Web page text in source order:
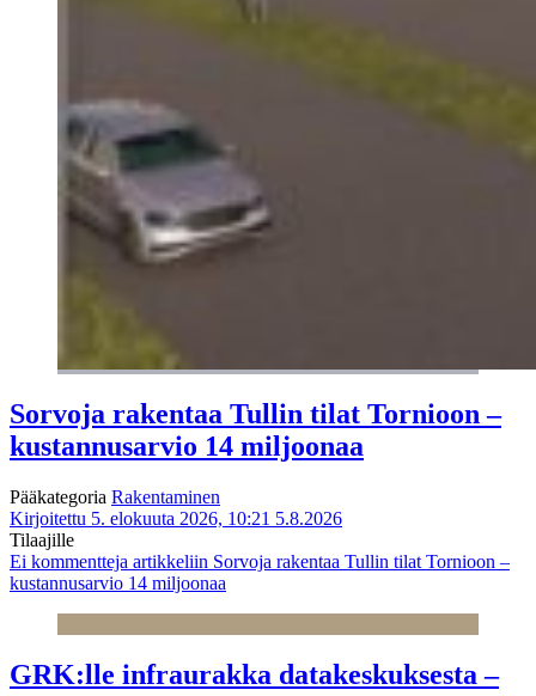
Sorvoja rakentaa Tullin tilat Tornioon –
kustannusarvio 14 miljoonaa
Pääkategoria Rakentaminen
Kirjoitettu 5. elokuuta 2026, 10:21 5.8.2026
Tilaajille
Ei kommentteja artikkeliin Sorvoja rakentaa Tullin tilat Tornioon –
kustannusarvio 14 miljoonaa
GRK:lle infraurakka datakeskuksesta –